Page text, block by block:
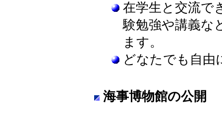
在学生と交流で
験勉強や講義な
ます。
どなたでも自由
海事博物館の公開